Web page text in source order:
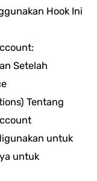
Hook Ini
Setelah
Tentang
untuk
untuk